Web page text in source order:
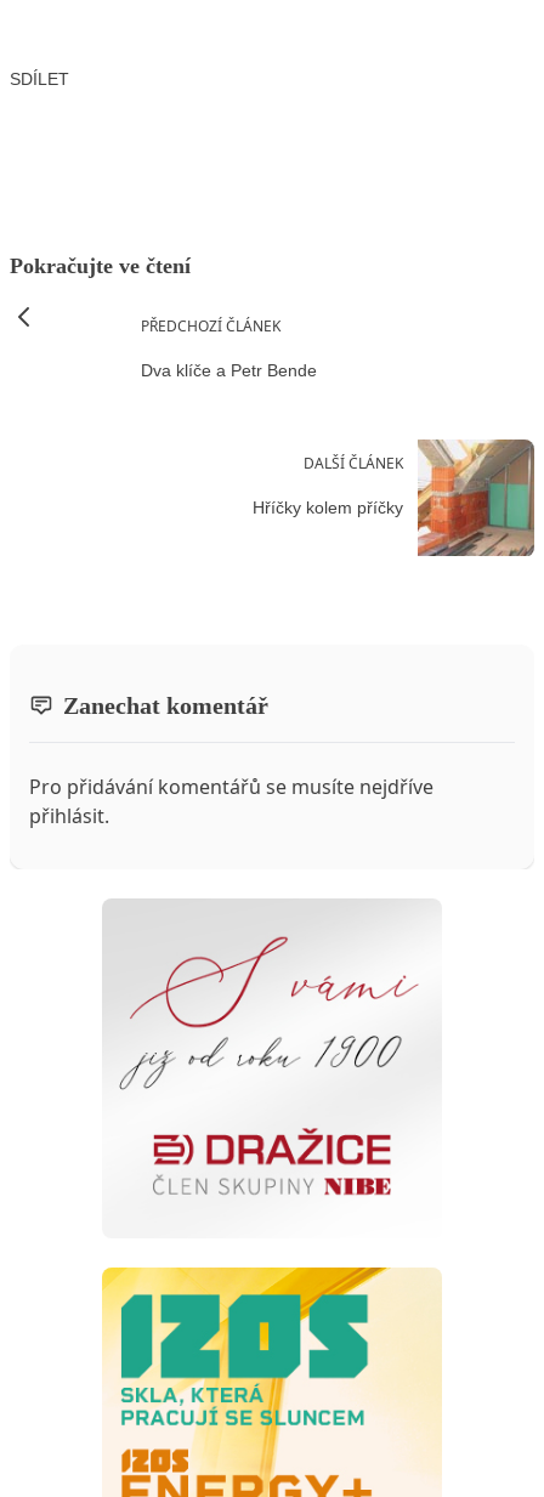
SDÍLET
Pokračujte ve čtení
PŘEDCHOZÍ ČLÁNEK
Dva klíče a Petr Bende
DALŠÍ ČLÁNEK
Hříčky kolem příčky
Zanechat komentář
Pro přidávání komentářů se musíte nejdříve
přihlásit.